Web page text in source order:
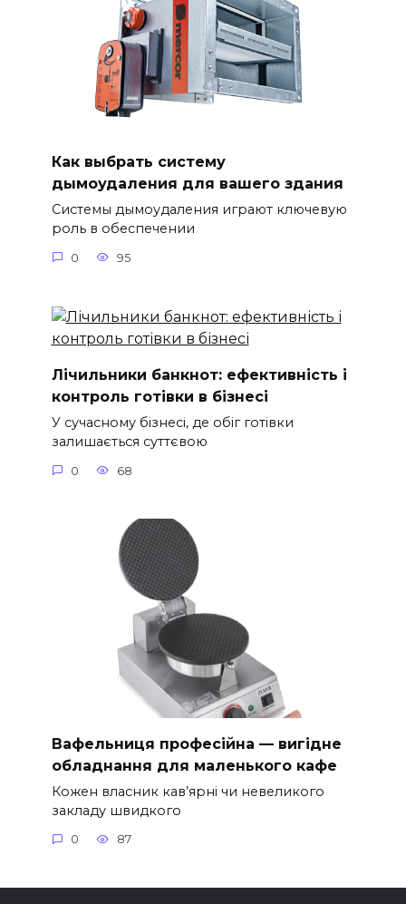
Как выбрать систему
дымоудаления для вашего здания
Системы дымоудаления играют ключевую
роль в обеспечении
0 95
Лічильники банкнот: ефективність і
контроль готівки в бізнесі
У сучасному бізнесі, де обіг готівки
залишається суттєвою
0 68
Вафельниця професійна — вигідне
обладнання для маленького кафе
Кожен власник кав’ярні чи невеликого
закладу швидкого
0 87